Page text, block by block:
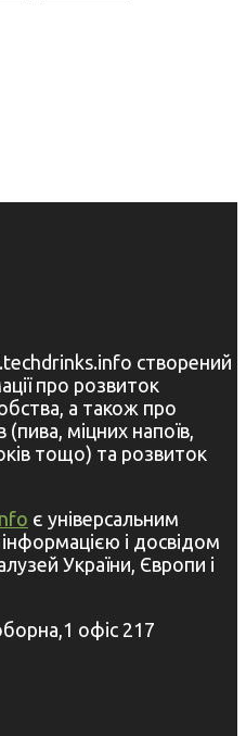
створений
про розвиток
а також про
міцних напоїв,
тощо) та розвиток
є універсальним
і досвідом
України, Європи і
офіс 217